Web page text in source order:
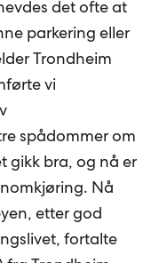
det ofte at
parkering eller
Trondheim
vi
spådommer om
gikk bra, og nå er
Nå
etter god
fortalte